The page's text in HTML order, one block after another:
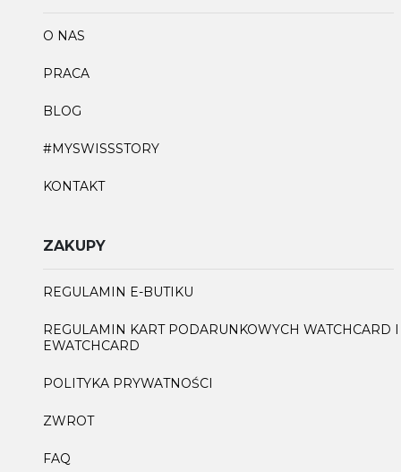
O NAS
PRACA
BLOG
#MYSWISSSTORY
KONTAKT
ZAKUPY
REGULAMIN E-BUTIKU
REGULAMIN KART PODARUNKOWYCH WATCHCARD I
EWATCHCARD
POLITYKA PRYWATNOŚCI
ZWROT
FAQ